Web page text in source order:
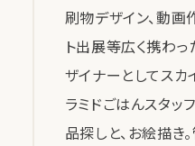
刷物デザイン、動画
ト出展等広く携わ
ザイナーとしてスカ
ラミドごはんスタッ
品探しと、お絵描